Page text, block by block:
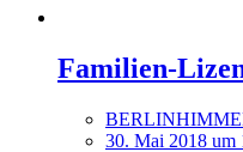
Familien-
30. Mai 2018 um